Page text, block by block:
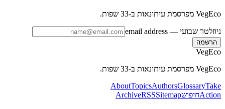
VegEco מפרסמת עיתונאות ב-33 שפות.
ניוזלטר שבועי — email address
הרשמה
VegEco
VegEco מפרסמת עיתונאות ב-33 שפות.
AboutTopicsAuthorsGlossaryTake
Actionחיפוש ArchiveRSSSitemap